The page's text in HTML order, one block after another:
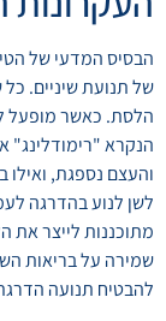
הבסיס המדעי של
של תנועת שיניים.
הלסת. כאשר מופעל
הנקרא
והעצם נספגת,
לשן לנוע בהדרגה
מתוכננות לייצר את
שמירה על בריאות
להבטיח תנועה